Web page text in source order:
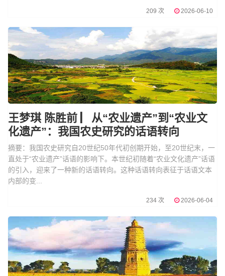
209 次 2026-06-10
王梦琪 陈胜前 ▏从“农业遗产”到“农业文
化遗产”：我国农史研究的话语转向
摘要：我国农史研究自20世纪50年代初创期开始，至20世纪末，一
直处于“农业遗产”话语的影响下。本世纪初随着“农业文化遗产”话语
的引入，迎来了一种新的话语转向。这种话语转向表征于话语文本
内部的变...
234 次 2026-06-04